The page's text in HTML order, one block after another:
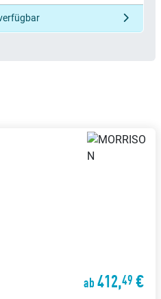
ab 412,49 €